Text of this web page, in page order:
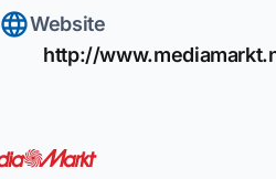
Website
http://